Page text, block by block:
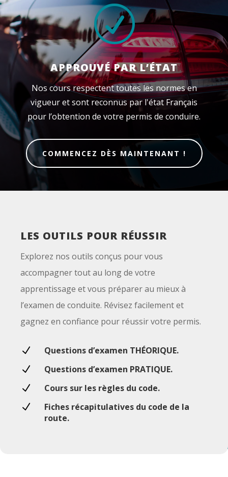
R
APPROUVÉ PAR L’ÉTAT
Nos cours respectent toutes les normes en
vigueur et sont reconnus par l'état Français
pour l’obtention de votre permis de conduire.
COMMENCEZ DÈS MAINTENANT !
LES OUTILS POUR RÉUSSIR
Explorez nos outils conçus pour vous
accompagner tout au long de votre
apprentissage et vous préparer au mieux à
l’examen de conduite. Révisez facilement et
gagnez en confiance pour réussir votre permis.
N
Questions d’examen THÉORIQUE.
N
Questions d’examen PRATIQUE.
N
Cours sur les règles du code.
N
Fiches récapitulatives du code de la
route.